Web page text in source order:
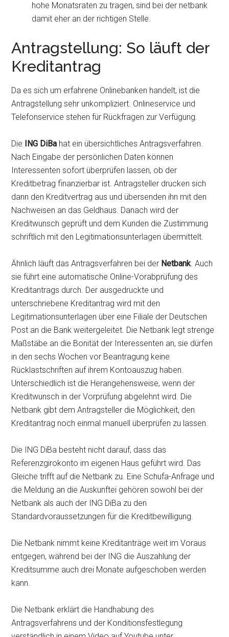
hohe Monatsraten zu tragen, sind bei der netbank
damit eher an der richtigen Stelle.
Antragstellung: So läuft der
Kreditantrag
Da es sich um erfahrene Onlinebanken handelt, ist die
Antragstellung sehr unkompliziert. Onlineservice und
Telefonservice stehen für Rückfragen zur Verfügung.
Die ING DiBa hat ein übersichtliches Antragsverfahren.
Nach Eingabe der persönlichen Daten können
Interessenten sofort überprüfen lassen, ob der
Kreditbetrag finanzierbar ist. Antragsteller drucken sich
dann den Kreditvertrag aus und übersenden ihn mit den
Nachweisen an das Geldhaus. Danach wird der
Kreditwunsch geprüft und dem Kunden die Zustimmung
schriftlich mit den Legitimationsunterlagen übermittelt.
Ähnlich läuft das Antragsverfahren bei der Netbank. Auch
sie führt eine automatische Online-Vorabprüfung des
Kreditantrags durch. Der ausgedruckte und
unterschriebene Kreditantrag wird mit den
Legitimationsunterlagen über eine Filiale der Deutschen
Post an die Bank weitergeleitet. Die Netbank legt strenge
Maßstäbe an die Bonität der Interessenten an, sie dürfen
in den sechs Wochen vor Beantragung keine
Rücklastschriften auf ihrem Kontoauszug haben.
Unterschiedlich ist die Herangehensweise, wenn der
Kreditwunsch in der Vorprüfung abgelehnt wird. Die
Netbank gibt dem Antragsteller die Möglichkeit, den
Kreditantrag noch einmal manuell überprüfen zu lassen.
Die ING DiBa besteht nicht darauf, dass das
Referenzgirokonto im eigenen Haus geführt wird. Das
Gleiche trifft auf die Netbank zu. Eine Schufa-Anfrage und
die Meldung an die Auskunftei gehören sowohl bei der
Netbank als auch der ING DiBa zu den
Standardvoraussetzungen für die Kreditbewilligung.
Die Netbank nimmt keine Kreditanträge weit im Voraus
entgegen, während bei der ING die Auszahlung der
Kreditsumme auch drei Monate aufgeschoben werden
kann.
Die Netbank erklärt die Handhabung des
Antragsverfahrens und der Konditionsfestlegung